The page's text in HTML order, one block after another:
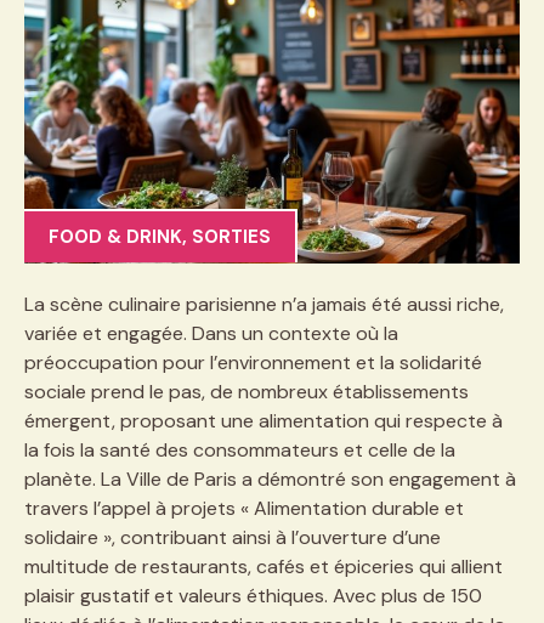
FOOD & DRINK, SORTIES
La scène culinaire parisienne n’a jamais été aussi riche,
variée et engagée. Dans un contexte où la
préoccupation pour l’environnement et la solidarité
sociale prend le pas, de nombreux établissements
émergent, proposant une alimentation qui respecte à
la fois la santé des consommateurs et celle de la
planète. La Ville de Paris a démontré son engagement à
travers l’appel à projets « Alimentation durable et
solidaire », contribuant ainsi à l’ouverture d’une
multitude de restaurants, cafés et épiceries qui allient
plaisir gustatif et valeurs éthiques. Avec plus de 150